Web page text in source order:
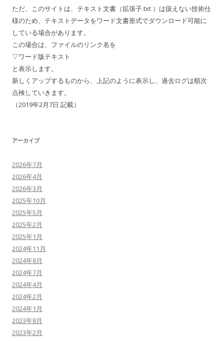
ただ、このサイトは、テキスト文書（拡張子.txt ）は扱えない技術仕
様のため、テキストデータをワード文書形式でダウンロード可能に
している場合があります。
この場合は、ファイルのリンク名を
▽ワード版テキスト
と表示します。
新しくアップするものから、上記のように表示し、過去ログは順次
点検していきます。
（2019年2月7日 記載）
アーカイブ
2026年7月
2026年4月
2026年3月
2025年10月
2025年5月
2025年2月
2025年1月
2024年11月
2024年8月
2024年7月
2024年4月
2024年2月
2024年1月
2023年8月
2023年2月